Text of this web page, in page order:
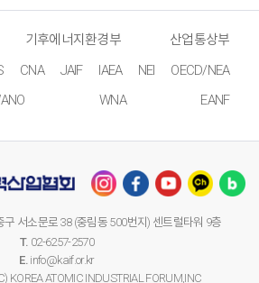
기후에너지환경부
산업통상부
CNA JAIF IAEA NEI
OECD/NEA
WNA EANF
구 서소문로 38 (중림동 500번지) 센트럴타워 9층
T. 02-6257-2570
E. info@kaif.or.kr
KOREA ATOMIC INDUSTRIAL FORUM,INC